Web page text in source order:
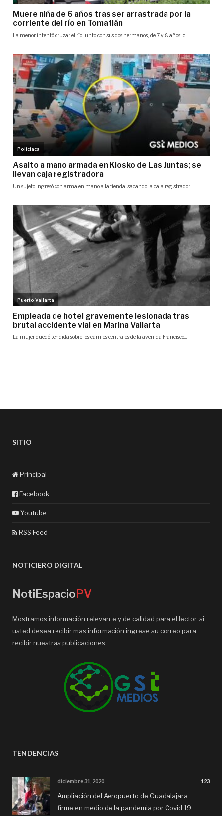
SITIO
Principal
Facebook
Youtube
RSS Feed
NOTICIERO DIGITAL
NotiEspacioPV
Mostramos información relevante y de calidad para el lector, si
usted desea recibir mas información ingrese su correo para
recibir nuestras publicaciones.
TENDENCIAS
diciembre 31, 2020 123
Ampliación del Aeropuerto de Guadalajara
firme en medio de la pandemia por Covid 19